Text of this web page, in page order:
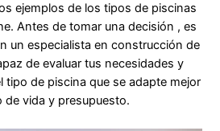
ejemplos de los tipos de piscinas
Antes de tomar una decisión , es
un especialista en construcción de
de evaluar tus necesidades y
tipo de piscina que se adapte mejor
de vida y presupuesto.